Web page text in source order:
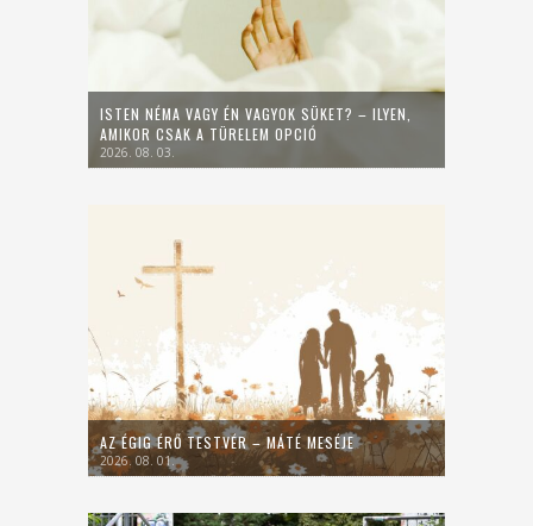
ISTEN NÉMA VAGY ÉN VAGYOK SÜKET? – ILYEN,
AMIKOR CSAK A TÜRELEM OPCIÓ
2026. 08. 03.
AZ ÉGIG ÉRŐ TESTVÉR – MÁTÉ MESÉJE
2026. 08. 01.